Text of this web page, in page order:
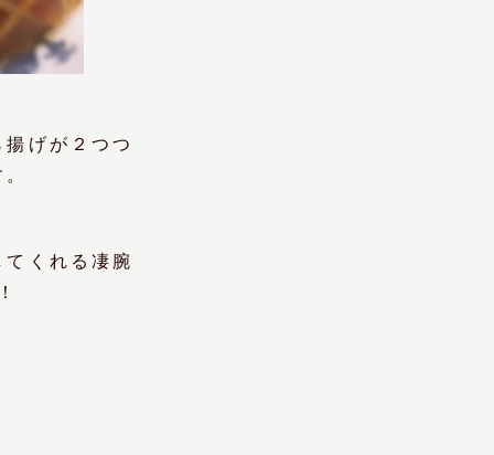
げが２つつ
くれる凄腕